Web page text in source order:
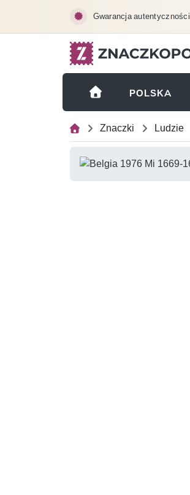
Gwarancja autentyczności
POLSKA
Znaczki Ludzie